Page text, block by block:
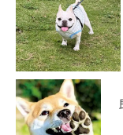
散歩時間：1回あた
●柴
●マルチーズ